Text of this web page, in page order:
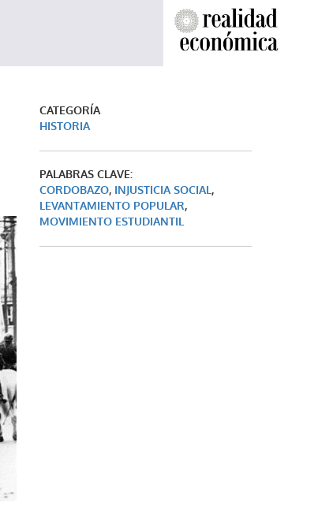
CATEGORÍA
HISTORIA
PALABRAS CLAVE:
CORDOBAZO, INJUSTICIA SOCIAL,
LEVANTAMIENTO POPULAR,
MOVIMIENTO ESTUDIANTIL